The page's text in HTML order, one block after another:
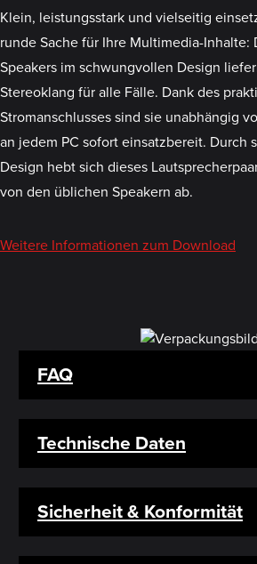
Klein, leistungsstark und vielseitig
runde Sache für Ihre Multimedia-Inhalte:
Speakers im schwungvollen Design
Stereoklang für alle Fälle. Dank des
Stromanschlusses sind sie unabhängig
an jedem PC sofort einsatzbereit. Durch
Design hebt sich dieses
von den üblichen Speakern ab.
Weitere Informationen zum Download
FAQ
Technische Daten
Sicherheit & Konformität